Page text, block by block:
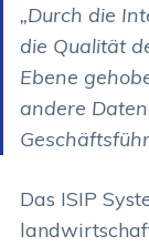
„Durch die
die Qualität
Ebene
andere
Das ISIP